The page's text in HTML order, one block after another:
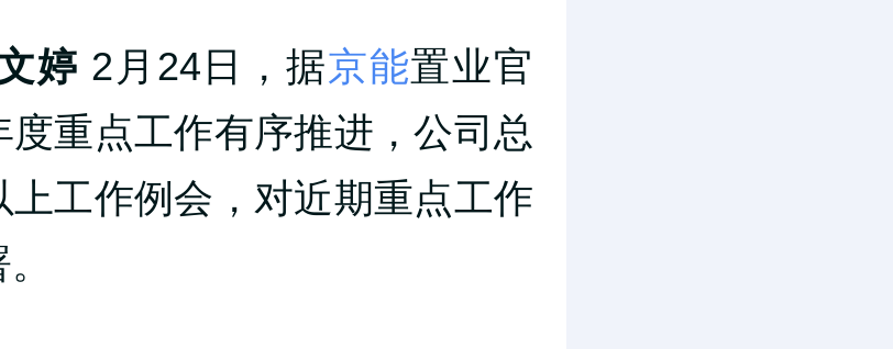
婷 2月24日，据京能置业官
重点工作有序推进，公司总
工作例会，对近期重点工作